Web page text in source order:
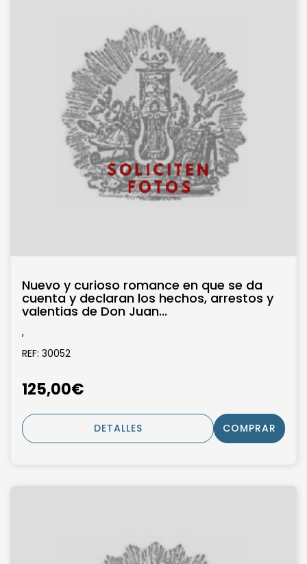
Nuevo y curioso romance en que se da
cuenta y declaran los hechos, arrestos y
valentias de Don Juan...
,
REF: 30052
125,00€
DETALLES COMPRAR